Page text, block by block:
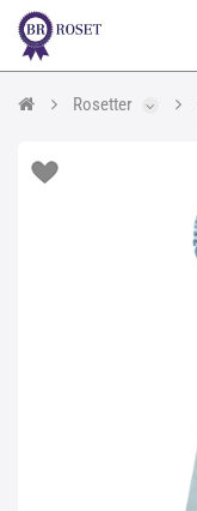
Rosetter